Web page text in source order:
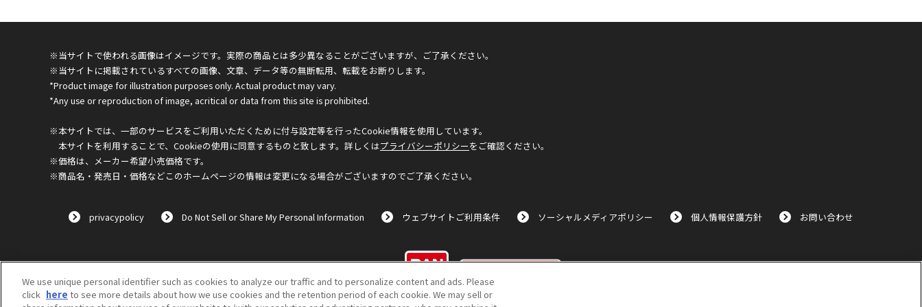
※当サイトで使われる画像はイメージです。実際の商品とは多少異なることがございますが、ご了承ください。
※当サイトに掲載されているすべての画像、文章、データ等の無断転用、転載をお断りします。
*Product image for illustration purposes only. Actual product may vary.
*Any use or reproduction of image, acritical or data from this site is prohibited.
※本サイトでは、一部のサービスをご利用いただくために付与設定等を行ったCookie情報を使用しています。
本サイトを利用することで、Cookieの使用に同意するものと致します。詳しくはプライバシーポリシーをご確認ください。
※価格は、メーカー希望小売価格です。
※商品名・発売日・価格などこのホームページの情報は変更になる場合がございますのでご了承ください。
privacypolicy Do Not Sell or Share My Personal Information ウェブサイトご利用条件 ソーシャルメディアポリシー 個人情報保護方針 お問い合わせ
We use unique personal identifier such as cookies to analyze our traffic and to personalize content and ads. Please
click here to see more details about how we use cookies and the retention period of each cookie. We may sell or